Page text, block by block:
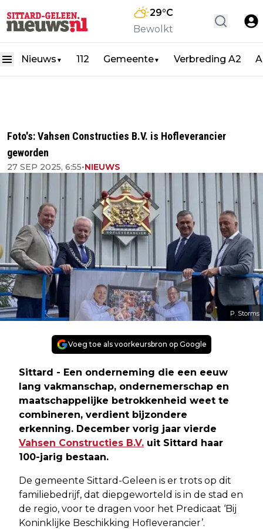
29°C
Bewolkt
Nieuws ▼ 112 Gemeente▼ Verbreding A2
Foto's: Vahsen Constructies B.V. is Hofleverancier
geworden
27 SEP 2025, 6:55•NIEUWS
P. Storms
Voeg toe als voorkeursbron op Google
Sittard - Een onderneming die een eeuw
lang vakmanschap, ondernemerschap en
maatschappelijke betrokkenheid weet te
combineren, verdient bijzondere
erkenning. December vorig jaar vierde
Vahsen Constructies B.V. uit Sittard haar
100-jarig bestaan.
De gemeente Sittard-Geleen is er trots op dit
familiebedrijf, dat diepgeworteld is in de stad en
de regio, voor te dragen voor het Predicaat ‘Bij
Koninklijke Beschikking Hofleverancier’.